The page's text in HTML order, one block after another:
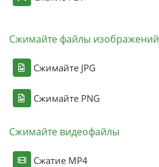
Сжимайте файлы изображений
Сжимайте JPG
Сжимайте PNG
Сжимайте видеофайлы
Сжатие MP4